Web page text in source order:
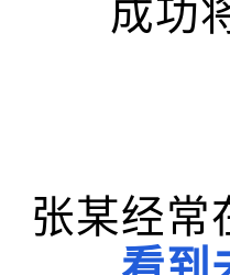
成功
张某经常